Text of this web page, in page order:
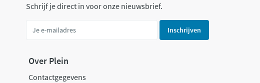
Schrijf je direct in voor onze nieuwsbrief.
Inschrijven
Over Plein
Contactgegevens